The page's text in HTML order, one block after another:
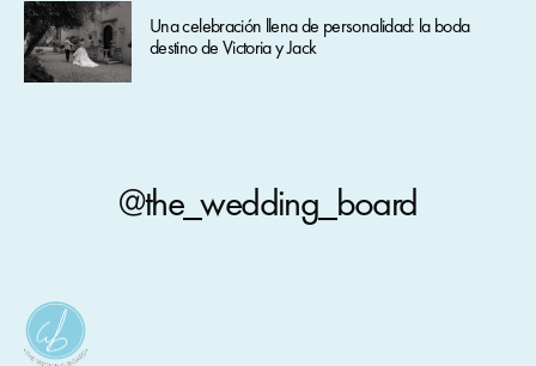
Una celebración llena de personalidad: la boda
destino de Victoria y Jack
@the_wedding_board